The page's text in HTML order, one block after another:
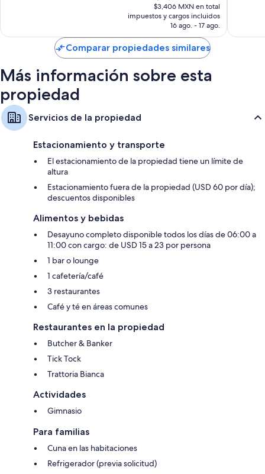
Camas infantiles gratuitas, cafeteras y calefacción
precio
actual
de
$2,316 MXN
$3,406 MXN en total
impuestos y cargos incluidos
16 ago. - 17 ago.
Comparar propiedades similares
Más información sobre esta
propiedad
Servicios de la propiedad
Estacionamiento y transporte
El estacionamiento de la propiedad tiene un límite de
altura
Estacionamiento fuera de la propiedad (USD 60 por día);
descuentos disponibles
Alimentos y bebidas
Desayuno completo disponible todos los días de 06:00 a
11:00 con cargo: de USD 15 a 23 por persona
1 bar o lounge
1 cafetería/café
3 restaurantes
Café y té en áreas comunes
Restaurantes en la propiedad
Butcher & Banker
Tick Tock
Trattoria Bianca
Actividades
Gimnasio
Para familias
Cuna en las habitaciones
Refrigerador (previa solicitud)